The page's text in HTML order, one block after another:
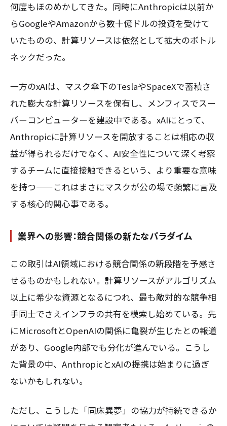
何度もほのめかしてきた。同時にAnthropicは以前か
らGoogleやAmazonから数十億ドルの投資を受けて
いたものの、計算リソースは依然として拡大のボトル
ネックだった。
一方のxAIは、マスク傘下のTeslaやSpaceXで蓄積さ
れた膨大な計算リソースを保有し、メンフィスでスー
パーコンピューターを建設中である。xAIにとって、
Anthropicに計算リソースを開放することは相応の収
益が得られるだけでなく、AI安全性について深く考察
するチームに直接接触できるという、より重要な意味
を持つ——これはまさにマスクが公の場で頻繁に言及
する核心的関心事である。
業界への影響：競合関係の新たなパラダイム
この取引はAI領域における競合関係の新段階を予感さ
せるものかもしれない。計算リソースがアルゴリズム
以上に希少な資源となるにつれ、最も敵対的な競争相
手同士でさえインフラの共有を模索し始めている。先
にMicrosoftとOpenAIの関係に亀裂が生じたとの報道
があり、Google内部でも分化が進んでいる。こうし
た背景の中、AnthropicとxAIの提携は始まりに過ぎ
ないかもしれない。
ただし、こうした「同床異夢」の協力が持続できるか